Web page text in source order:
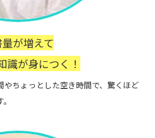
が増えて
識が身につく！
ちょっとした空き時間で、驚くほど